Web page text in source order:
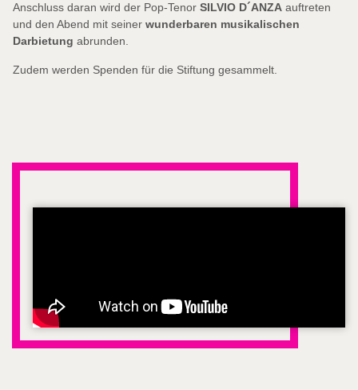
Anschluss daran wird der Pop-Tenor SILVIO D´ANZA auftreten
und den Abend mit seiner wunderbaren musikalischen
Darbietung abrunden.
Zudem werden Spenden für die Stiftung gesammelt.